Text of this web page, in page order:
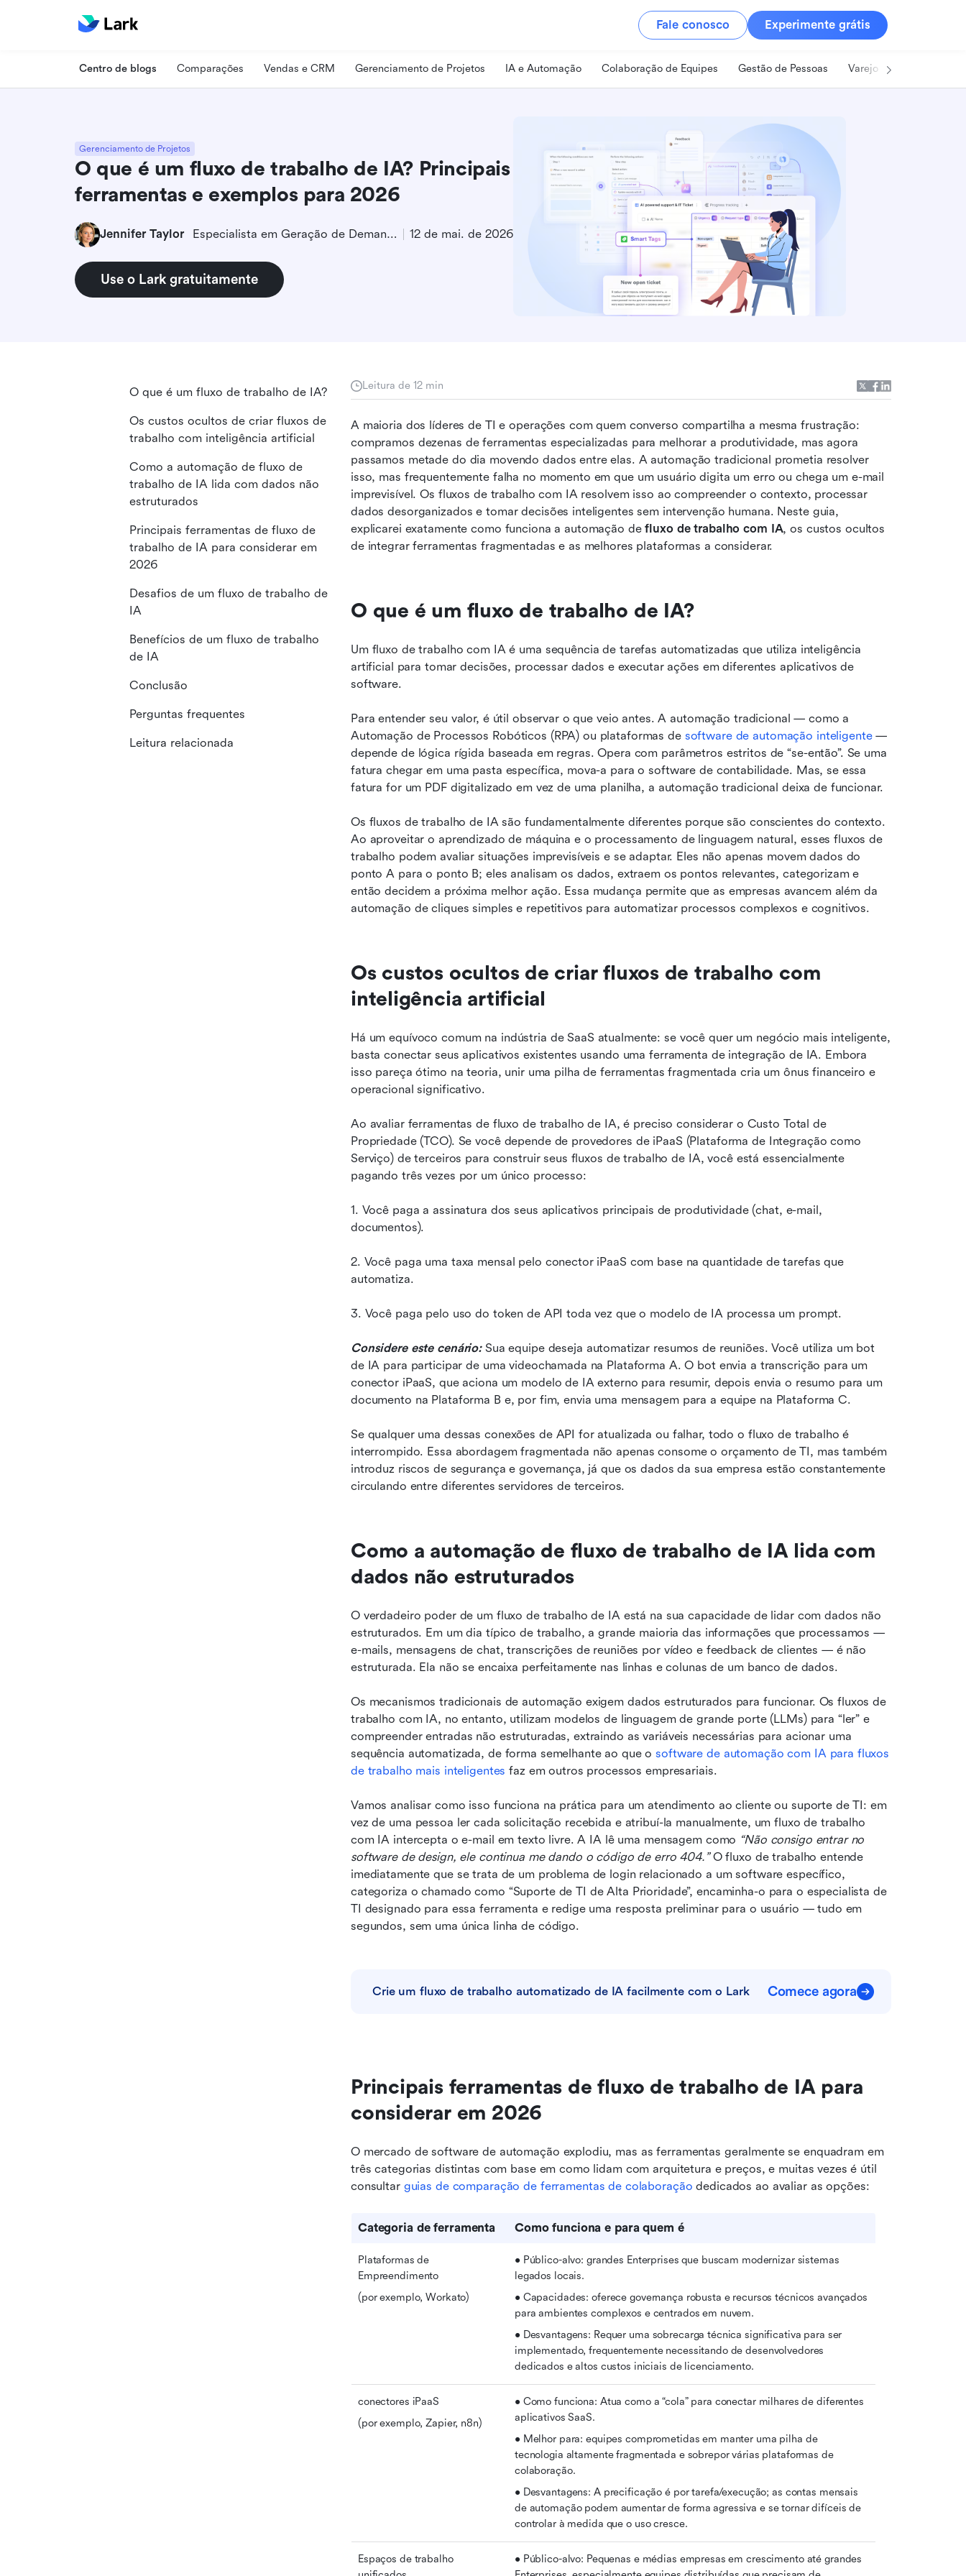
Fale conosco Experimente grátis
Centro de blogs Comparações Vendas e CRM Gerenciamento de Projetos IA e Automação Colaboração de Equipes Gestão de Pessoas Varejo
Gerenciamento de Projetos
O que é um fluxo de trabalho de IA? Principais
ferramentas e exemplos para 2026
Jennifer Taylor Especialista em Geração de Demanda de Produto 12 de mai. de 2026
Use o Lark gratuitamente
Leitura de 12 min
A maioria dos líderes de TI e operações com quem converso compartilha a mesma frustração:
compramos dezenas de ferramentas especializadas para melhorar a produtividade, mas agora
passamos metade do dia movendo dados entre elas. A automação tradicional prometia resolver
isso, mas frequentemente falha no momento em que um usuário digita um erro ou chega um e-mail
imprevisível. Os fluxos de trabalho com IA resolvem isso ao compreender o contexto, processar
dados desorganizados e tomar decisões inteligentes sem intervenção humana. Neste guia,
explicarei exatamente como funciona a automação de fluxo de trabalho com IA, os custos ocultos
de integrar ferramentas fragmentadas e as melhores plataformas a considerar.
O que é um fluxo de trabalho de IA?
Um fluxo de trabalho com IA é uma sequência de tarefas automatizadas que utiliza inteligência
artificial para tomar decisões, processar dados e executar ações em diferentes aplicativos de
software.
Para entender seu valor, é útil observar o que veio antes. A automação tradicional — como a
Automação de Processos Robóticos (RPA) ou plataformas de software de automação inteligente —
depende de lógica rígida baseada em regras. Opera com parâmetros estritos de “se-então”. Se uma
fatura chegar em uma pasta específica, mova-a para o software de contabilidade. Mas, se essa
fatura for um PDF digitalizado em vez de uma planilha, a automação tradicional deixa de funcionar.
Os fluxos de trabalho de IA são fundamentalmente diferentes porque são conscientes do contexto.
Ao aproveitar o aprendizado de máquina e o processamento de linguagem natural, esses fluxos de
trabalho podem avaliar situações imprevisíveis e se adaptar. Eles não apenas movem dados do
ponto A para o ponto B; eles analisam os dados, extraem os pontos relevantes, categorizam e
então decidem a próxima melhor ação. Essa mudança permite que as empresas avancem além da
automação de cliques simples e repetitivos para automatizar processos complexos e cognitivos.
Os custos ocultos de criar fluxos de trabalho com
inteligência artificial
Há um equívoco comum na indústria de SaaS atualmente: se você quer um negócio mais inteligente,
basta conectar seus aplicativos existentes usando uma ferramenta de integração de IA. Embora
isso pareça ótimo na teoria, unir uma pilha de ferramentas fragmentada cria um ônus financeiro e
operacional significativo.
Ao avaliar ferramentas de fluxo de trabalho de IA, é preciso considerar o Custo Total de
Propriedade (TCO). Se você depende de provedores de iPaaS (Plataforma de Integração como
Serviço) de terceiros para construir seus fluxos de trabalho de IA, você está essencialmente
pagando três vezes por um único processo:
1. Você paga a assinatura dos seus aplicativos principais de produtividade (chat, e-mail,
documentos).
2. Você paga uma taxa mensal pelo conector iPaaS com base na quantidade de tarefas que
automatiza.
3. Você paga pelo uso do token de API toda vez que o modelo de IA processa um prompt.
Considere este cenário: Sua equipe deseja automatizar resumos de reuniões. Você utiliza um bot
de IA para participar de uma videochamada na Plataforma A. O bot envia a transcrição para um
conector iPaaS, que aciona um modelo de IA externo para resumir, depois envia o resumo para um
documento na Plataforma B e, por fim, envia uma mensagem para a equipe na Plataforma C.
Se qualquer uma dessas conexões de API for atualizada ou falhar, todo o fluxo de trabalho é
interrompido. Essa abordagem fragmentada não apenas consome o orçamento de TI, mas também
introduz riscos de segurança e governança, já que os dados da sua empresa estão constantemente
circulando entre diferentes servidores de terceiros.
Como a automação de fluxo de trabalho de IA lida com
dados não estruturados
O verdadeiro poder de um fluxo de trabalho de IA está na sua capacidade de lidar com dados não
estruturados. Em um dia típico de trabalho, a grande maioria das informações que processamos —
e-mails, mensagens de chat, transcrições de reuniões por vídeo e feedback de clientes — é não
estruturada. Ela não se encaixa perfeitamente nas linhas e colunas de um banco de dados.
Os mecanismos tradicionais de automação exigem dados estruturados para funcionar. Os fluxos de
trabalho com IA, no entanto, utilizam modelos de linguagem de grande porte (LLMs) para “ler” e
compreender entradas não estruturadas, extraindo as variáveis necessárias para acionar uma
sequência automatizada, de forma semelhante ao que o software de automação com IA para fluxos
de trabalho mais inteligentes faz em outros processos empresariais.
Vamos analisar como isso funciona na prática para um atendimento ao cliente ou suporte de TI: em
vez de uma pessoa ler cada solicitação recebida e atribuí-la manualmente, um fluxo de trabalho
com IA intercepta o e-mail em texto livre. A IA lê uma mensagem como “Não consigo entrar no
software de design, ele continua me dando o código de erro 404.” O fluxo de trabalho entende
imediatamente que se trata de um problema de login relacionado a um software específico,
categoriza o chamado como “Suporte de TI de Alta Prioridade”, encaminha-o para o especialista de
TI designado para essa ferramenta e redige uma resposta preliminar para o usuário — tudo em
segundos, sem uma única linha de código.
Crie um fluxo de trabalho automatizado de IA facilmente com o Lark Comece agora
Principais ferramentas de fluxo de trabalho de IA para
considerar em 2026
O mercado de software de automação explodiu, mas as ferramentas geralmente se enquadram em
três categorias distintas com base em como lidam com arquitetura e preços, e muitas vezes é útil
consultar guias de comparação de ferramentas de colaboração dedicados ao avaliar as opções:
Categoria de ferramenta Como funciona e para quem é
Plataformas de
Empreendimento
(por exemplo, Workato)
• Público-alvo: grandes Enterprises que buscam modernizar sistemas
legados locais.
• Capacidades: oferece governança robusta e recursos técnicos avançados
para ambientes complexos e centrados em nuvem.
• Desvantagens: Requer uma sobrecarga técnica significativa para ser
implementado, frequentemente necessitando de desenvolvedores
dedicados e altos custos iniciais de licenciamento.
conectores iPaaS
(por exemplo, Zapier, n8n)
• Como funciona: Atua como a “cola” para conectar milhares de diferentes
aplicativos SaaS.
• Melhor para: equipes comprometidas em manter uma pilha de
tecnologia altamente fragmentada e sobrepor várias plataformas de
colaboração.
• Desvantagens: A precificação é por tarefa/execução; as contas mensais
de automação podem aumentar de forma agressiva e se tornar difíceis de
controlar à medida que o uso cresce.
Espaços de trabalho
• Público-alvo: Pequenas e médias empresas em crescimento até grandes
O que é um fluxo de trabalho de IA?
Os custos ocultos de criar fluxos de
trabalho com inteligência artificial
Como a automação de fluxo de
trabalho de IA lida com dados não
estruturados
Principais ferramentas de fluxo de
trabalho de IA para considerar em
2026
Desafios de um fluxo de trabalho de
IA
Benefícios de um fluxo de trabalho
de IA
Conclusão
Perguntas frequentes
Leitura relacionada